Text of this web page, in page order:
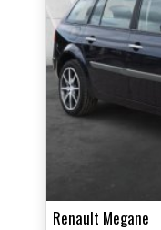
Renault Megane